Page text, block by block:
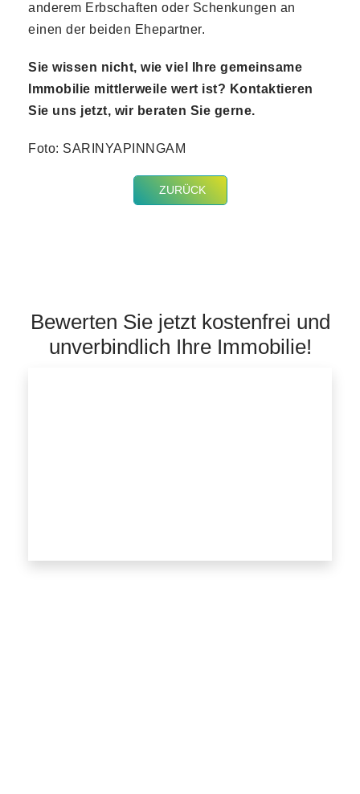
anderem Erbschaften oder Schenkungen an
einen der beiden Ehepartner.
Sie wissen nicht, wie viel Ihre gemeinsame
Immobilie mittlerweile wert ist? Kontaktieren
Sie uns jetzt, wir beraten Sie gerne.
Foto: SARINYAPINNGAM
ZURÜCK
Bewerten Sie jetzt kostenfrei und
unverbindlich Ihre Immobilie!